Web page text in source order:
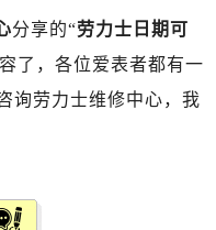
分享的“劳力士日期可
了，各位爱表者都有一
询劳力士维修中心，我